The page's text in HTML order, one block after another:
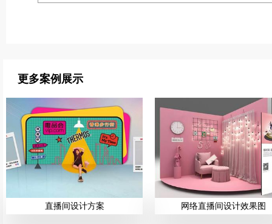
更多案例展示
直播间设计方案 网络直播间设计效果图